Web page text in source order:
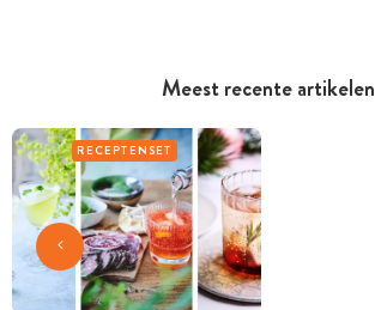
Meest recente artikelen
RECEPTENSET